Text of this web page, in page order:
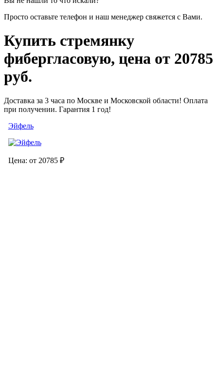
Просто оставьте телефон и наш менеджер свяжется с Вами.
Купить стремянку
фибергласовую, цена от 20785
руб.
Доставка за 3 часа по Москве и Московской области! Оплата
при получении. Гарантия 1 год!
Эйфель
Цена: от 20785 ₽